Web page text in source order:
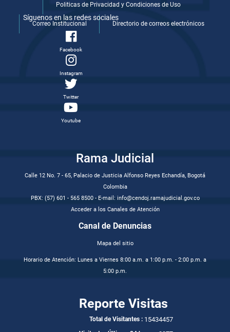
Politicas de Privacidad y Condiciones de Uso
Correo Institucional Directorio de correos electrónicos
Síguenos en las redes sociales
Facebook
Instagram
Twitter
Youtube
Rama Judicial
Calle 12 No. 7 - 65, Palacio de Justicia Alfonso Reyes Echandía, Bogotá
Colombia
PBX: (57) 601 - 565 8500 - E-mail: info@cendoj.ramajudicial.gov.co
Acceder a los Canales de Atención
Canal de Denuncias
Mapa del sitio
Horario de Atención: Lunes a Viernes 8:00 a.m. a 1:00 p.m. - 2:00 p.m. a
5:00 p.m.
Reporte Visitas
Total de Visitantes : 15434457